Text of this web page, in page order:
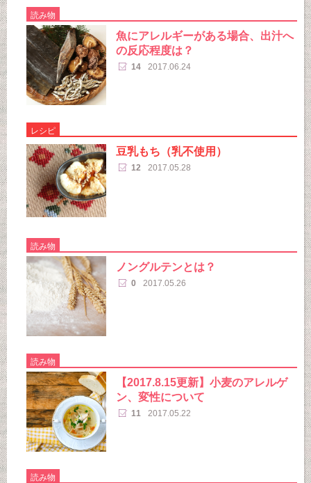
読み物
魚にアレルギーがある場合、出汁へ
の反応程度は？
14 2017.06.24
レシピ
豆乳もち（乳不使用）
12 2017.05.28
読み物
ノングルテンとは？
0 2017.05.26
読み物
【2017.8.15更新】小麦のアレルゲ
ン、変性について
11 2017.05.22
読み物